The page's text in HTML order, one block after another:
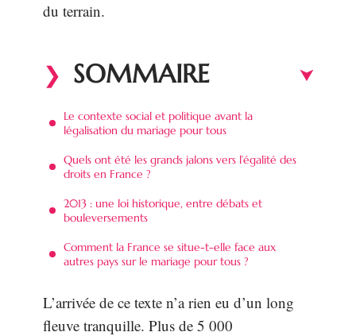
du terrain.
SOMMAIRE
Le contexte social et politique avant la
légalisation du mariage pour tous
Quels ont été les grands jalons vers l’égalité des
droits en France ?
2013 : une loi historique, entre débats et
bouleversements
Comment la France se situe-t-elle face aux
autres pays sur le mariage pour tous ?
L’arrivée de ce texte n’a rien eu d’un long
fleuve tranquille. Plus de 5 000